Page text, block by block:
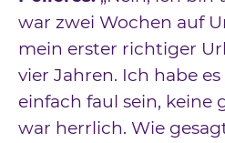
war zwei Wochen auf
mein erster richtiger
vier Jahren. Ich habe
einfach faul sein, keine
war herrlich. Wie